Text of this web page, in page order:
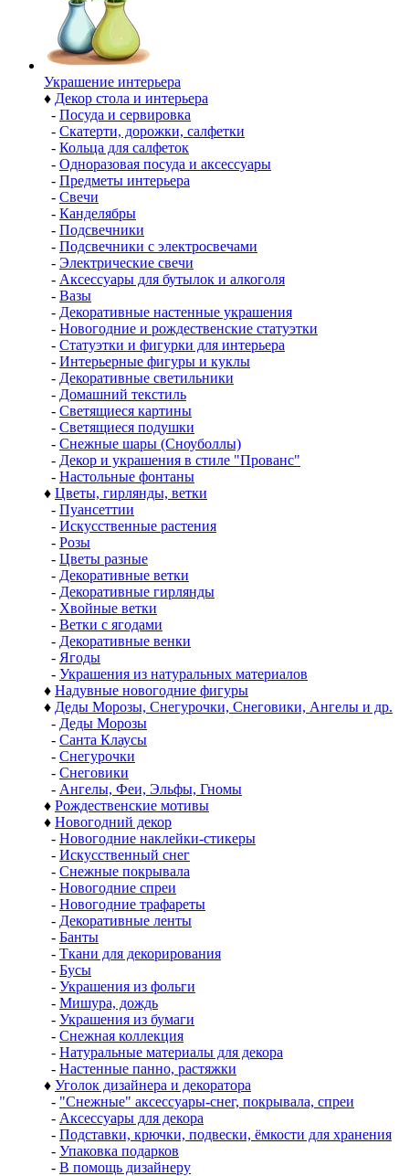
Украшение интерьера
♦ Декор стола и интерьера
- Посуда и сервировка
- Скатерти, дорожки, салфетки
- Кольца для салфеток
- Одноразовая посуда и аксессуары
- Предметы интерьера
- Свечи
- Канделябры
- Подсвечники
- Подсвечники с электросвечами
- Электрические свечи
- Аксессуары для бутылок и алкоголя
- Вазы
- Декоративные настенные украшения
- Новогодние и рождественские статуэтки
- Статуэтки и фигурки для интерьера
- Интерьерные фигуры и куклы
- Декоративные светильники
- Домашний текстиль
- Светящиеся картины
- Светящиеся подушки
- Снежные шары (Сноуболлы)
- Декор и украшения в стиле "Прованс"
- Настольные фонтаны
♦ Цветы, гирлянды, ветки
- Пуансеттии
- Искусственные растения
- Розы
- Цветы разные
- Декоративные ветки
- Декоративные гирлянды
- Хвойные ветки
- Ветки с ягодами
- Декоративные венки
- Ягоды
- Украшения из натуральных материалов
♦ Надувные новогодние фигуры
♦ Деды Морозы, Снегурочки, Снеговики, Ангелы и др.
- Деды Морозы
- Санта Клаусы
- Снегурочки
- Снеговики
- Ангелы, Феи, Эльфы, Гномы
♦ Рождественские мотивы
♦ Новогодний декор
- Новогодние наклейки-стикеры
- Искусственный снег
- Снежные покрывала
- Новогодние спреи
- Новогодние трафареты
- Декоративные ленты
- Банты
- Ткани для декорирования
- Бусы
- Украшения из фольги
- Мишура, дождь
- Украшения из бумаги
- Снежная коллекция
- Натуральные материалы для декора
- Настенные панно, растяжки
♦ Уголок дизайнера и декоратора
- "Снежные" аксессуары-снег, покрывала, спреи
- Аксессуары для декора
- Подставки, крючки, подвески, ёмкости для хранения
- Упаковка подарков
- В помощь дизайнеру